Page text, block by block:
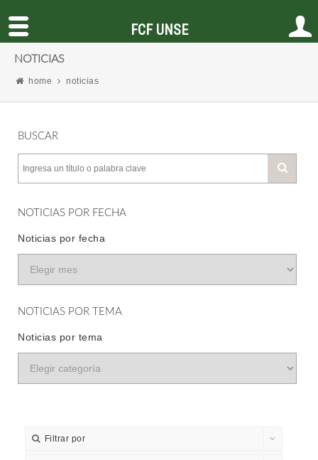
NOTICIAS
home noticias
BUSCAR
NOTICIAS POR FECHA
Noticias por fecha
NOTICIAS POR TEMA
Noticias por tema
Filtrar por
FCF UNSE